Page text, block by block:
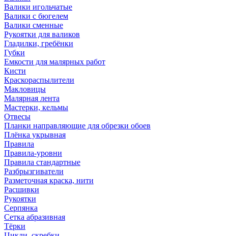
Валики игольчатые
Валики с бюгелем
Валики сменные
Рукоятки для валиков
Гладилки, гребёнки
Губки
Емкости для малярных работ
Кисти
Краскораспылители
Макловицы
Малярная лента
Мастерки, кельмы
Отвесы
Планки направляющие для обрезки обоев
Плёнка укрывная
Правила
Правила-уровни
Правила стандартные
Разбрызгиватели
Разметочная краска, нити
Расшивки
Рукоятки
Серпянка
Сетка абразивная
Тёрки